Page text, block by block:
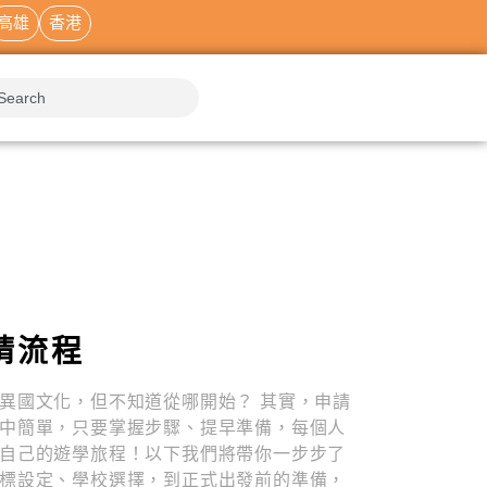
雄 香港
流程
國文化，但不知道從哪開始？ 其實，申請
簡單，只要掌握步驟、提早準備，每個人
己的遊學旅程！以下我們將帶你一步步了
設定、學校選擇，到正式出發前的準備，